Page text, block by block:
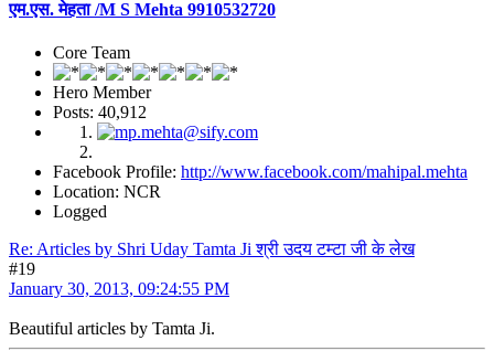
एम.एस. मेहता /M S Mehta 9910532720
Core Team
Hero Member
Posts: 40,912
Facebook Profile: http://www.facebook.com/mahipal.mehta
Location: NCR
Logged
Re: Articles by Shri Uday Tamta Ji श्री उदय टम्टा जी के लेख
#19
January 30, 2013, 09:24:55 PM
Beautiful articles by Tamta Ji.